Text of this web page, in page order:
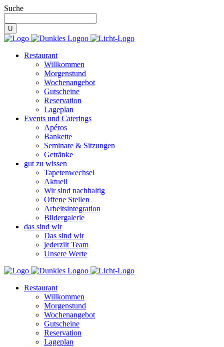
Suche
Restaurant
Willkommen
Morgenstund
Wochenangebot
Gutscheine
Reservation
Lageplan
Events und Caterings
Apéros
Bankette
Seminare & Sitzungen
Getränke
gut zu wissen
Tapetenwechsel
Aktuell
Wir sind nachhaltig
Offene Stellen
Arbeitsintegration
Bildergalerie
das sind wir
Das sind wir
jederziit Team
Unsere Werte
Restaurant
Willkommen
Morgenstund
Wochenangebot
Gutscheine
Reservation
Lageplan